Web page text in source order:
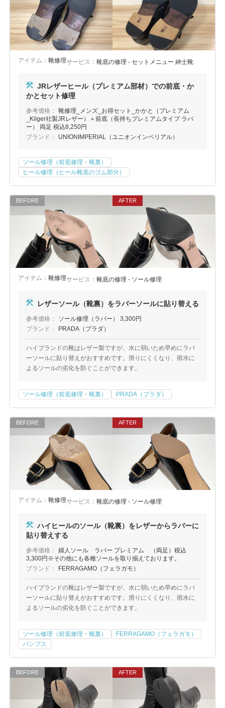
アイテム： 靴修理サービス： 靴底の修理 - セットメニュー 紳士靴
JRレザーヒール（プレミアム部材）での前底・か
かとセット修理
参考価格：
靴修理_メンズ_お得セット_かかと（プレミアム
_Kilger社製JRレザー）＋前底（長持ちプレミアムタイプ ラバ
ー） 両足 税込8,250円
ブランド：
UNIONIMPERIAL（ユニオンインペリアル）
ソール修理（前底修理・靴裏）
ヒール修理（ヒール靴底のゴム部分）
アイテム： 靴修理サービス： 靴底の修理 - ソール修理
レザーソール（靴裏）をラバーソールに貼り替える
参考価格：
ソール修理（ラバー） 3,300円
ブランド：
PRADA（プラダ）
ハイブランドの靴はレザー製ですが、水に弱いため早めにラバ
ーソールに貼り替えがおすすめです。滑りにくくなり、雨水に
よるソールの劣化を防ぐことができます。
ソール修理（前底修理・靴裏） PRADA（プラダ）
アイテム： 靴修理サービス： 靴底の修理 - ソール修理
ハイヒールのソール（靴裏）をレザーからラバーに
貼り替えする
参考価格：
婦人ソール ラバー プレミアム （両足）税込
3,300円※その他にも各種ソールを取り揃えております。
ブランド：
FERRAGAMO（フェラガモ）
ハイブランドの靴はレザー製ですが、水に弱いため早めにラバ
ーソールに貼り替えがおすすめです。滑りにくくなり、雨水に
よるソールの劣化を防ぐことができます。
ソール修理（前底修理・靴裏）
FERRAGAMO（フェラガモ）
パンプス